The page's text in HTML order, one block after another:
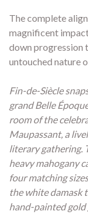
The complete
magnificent
down progression
untouched nature
Fin-de-Siècle
grand Belle
room of the
Maupassant, a
literary gathering.
heavy mahogany
four matching
the white damask
hand-painted